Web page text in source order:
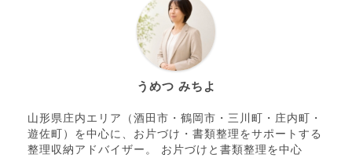
うめつ みちよ
山形県庄内エリア（酒田市・鶴岡市・三川町・庄内町・
遊佐町）を中心に、お片づけ・書類整理をサポートする
整理収納アドバイザー。 お片づけと書類整理を中心